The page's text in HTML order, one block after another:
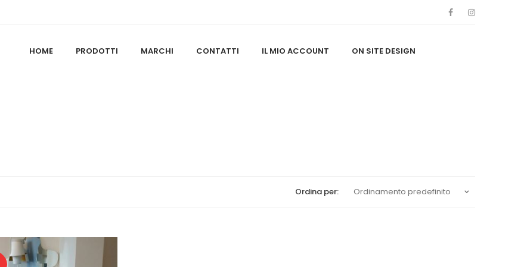
HOME PRODOTTI MARCHI CONTATTI IL MIO ACCOUNT ON SITE DESIGN
Ordina per: Ordinamento predefinito